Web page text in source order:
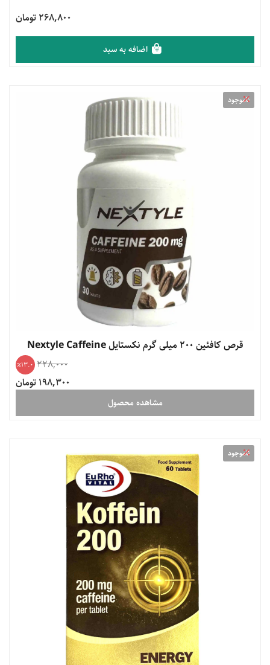
268,800 تومان
اضافه به سبد
ناموجود
قرص کافئین 200 میلی گرم نکستایل Nextyle Caffeine
228,000
13.0
198,300 تومان
مشاهده محصول
ناموجود